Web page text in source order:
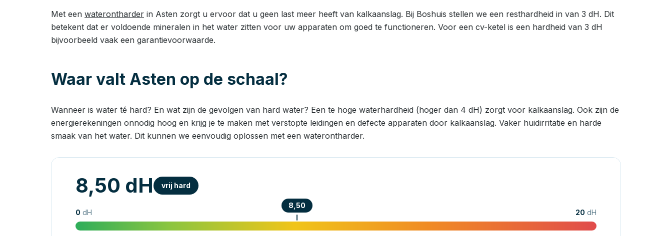
Met een waterontharder in Asten zorgt u ervoor dat u geen last meer heeft van kalkaanslag. Bij Boshuis stellen we een resthardheid in van 3 dH. Dit
betekent dat er voldoende mineralen in het water zitten voor uw apparaten om goed te functioneren. Voor een cv-ketel is een hardheid van 3 dH
bijvoorbeeld vaak een garantievoorwaarde.
Waar valt Asten op de schaal?
Wanneer is water té hard? En wat zijn de gevolgen van hard water? Een te hoge waterhardheid (hoger dan 4 dH) zorgt voor kalkaanslag. Ook zijn de
energierekeningen onnodig hoog en krijg je te maken met verstopte leidingen en defecte apparaten door kalkaanslag. Vaker huidirritatie en harde
smaak van het water. Dit kunnen we eenvoudig oplossen met een waterontharder.
8,50 dH vrij hard
0 dH 20 dH
8,50